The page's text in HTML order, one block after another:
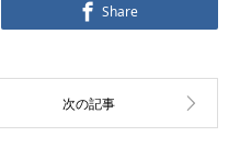
Share